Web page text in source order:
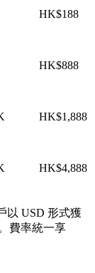
HK$188
HK$888
HK$1,888
HK$4,888
以 USD 形式獲
費率統一享